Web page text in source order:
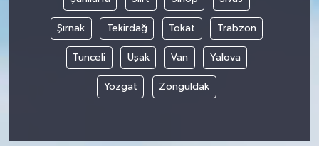
Şırnak Tekirdağ Tokat Trabzon
Tunceli Uşak Van Yalova
Yozgat Zonguldak